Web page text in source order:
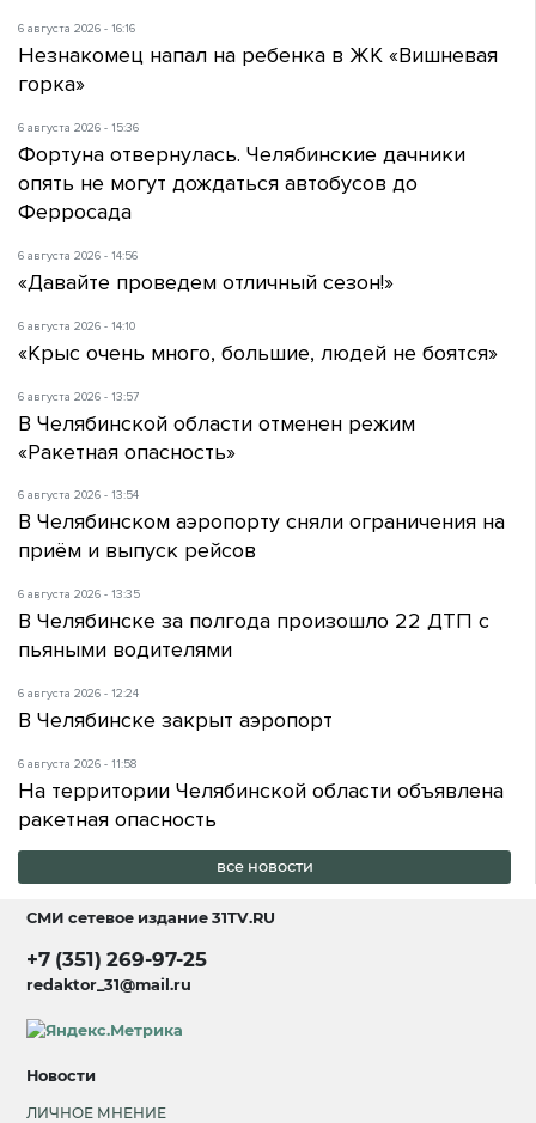
6 августа 2026 - 16:16
Незнакомец напал на ребенка в ЖК «Вишневая
горка»
6 августа 2026 - 15:36
Фортуна отвернулась. Челябинские дачники
опять не могут дождаться автобусов до
Ферросада
6 августа 2026 - 14:56
«Давайте проведем отличный сезон!»
6 августа 2026 - 14:10
«Крыс очень много, большие, людей не боятся»
6 августа 2026 - 13:57
В Челябинской области отменен режим
«Ракетная опасность»
6 августа 2026 - 13:54
В Челябинском аэропорту сняли ограничения на
приём и выпуск рейсов
6 августа 2026 - 13:35
В Челябинске за полгода произошло 22 ДТП с
пьяными водителями
6 августа 2026 - 12:24
В Челябинске закрыт аэропорт
6 августа 2026 - 11:58
На территории Челябинской области объявлена
ракетная опасность
все новости
СМИ сетевое издание31TV.RU
+7 (351) 269-97-25
redaktor_31@mail.ru
Новости
ЛИЧНОЕ МНЕНИЕ